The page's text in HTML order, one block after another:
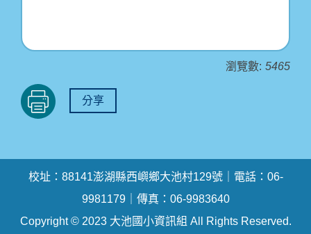
瀏覽數: 5465
分享
校址：88141澎湖縣西嶼鄉大池村129號｜電話：06-
9981179｜傳真：06-9983640
Copyright © 2023 大池國小資訊組 All Rights Reserved.